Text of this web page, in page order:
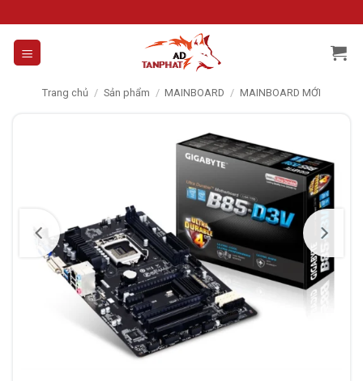
to
content
Trang chủ / Sản phẩm / MAINBOARD / MAINBOARD MỚI